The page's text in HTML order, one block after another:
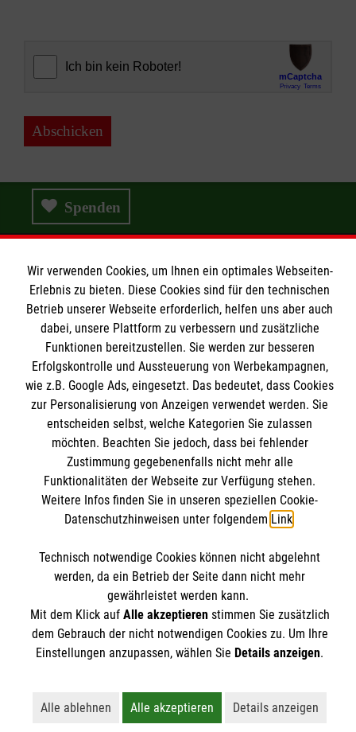
Abschicken
Spenden
Wir Malteser
Wir Malteser
Spenden & Helfen
Angebote & Leistungen
Kursangebote
Mitarbeiten & Aktiv werden
Informationen
Presse und Medien
Impressum
Datenschutz
Malteser online
Malteserorden
Malteser International
Sharepoint
Spendenkonto
Empfänger: Malteser Hilfsdienst e.V.
IBAN: DE90 6005 0101 0001 2706 88
BIC: SOLADEST600
Der Malteser Hilfsdienst e.V. ist als eingetragene
gemeinnützige Organisation von der Körperschaft- und
Wir verwenden Cookies, um Ihnen ein optimales Webseiten-
Erlebnis zu bieten. Diese Cookies sind für den technischen
Betrieb unserer Webseite erforderlich, helfen uns aber auch
dabei, unsere Plattform zu verbessern und zusätzliche
Funktionen bereitzustellen. Sie werden zur besseren
Erfolgskontrolle und Aussteuerung von Werbekampagnen,
wie z.B. Google Ads, eingesetzt. Das bedeutet, dass Cookies
zur Personalisierung von Anzeigen verwendet werden. Sie
entscheiden selbst, welche Kategorien Sie zulassen
möchten. Beachten Sie jedoch, dass bei fehlender
Zustimmung gegebenenfalls nicht mehr alle
Funktionalitäten der Webseite zur Verfügung stehen.
Weitere Infos finden Sie in unseren speziellen Cookie-
Datenschutzhinweisen unter folgendem Link.
Technisch notwendige Cookies können nicht abgelehnt
werden, da ein Betrieb der Seite dann nicht mehr
gewährleistet werden kann.
Mit dem Klick auf Alle akzeptierenstimmen Sie zusätzlich
dem Gebrauch der nicht notwendigen Cookies zu. Um Ihre
Einstellungen anzupassen, wählen Sie Details anzeigen.
Alle ablehnen
Lehnt alle nicht-essentiellen Cookies ab
Alle akzeptieren
Akzeptiert alle Cookies
Details anzeigen